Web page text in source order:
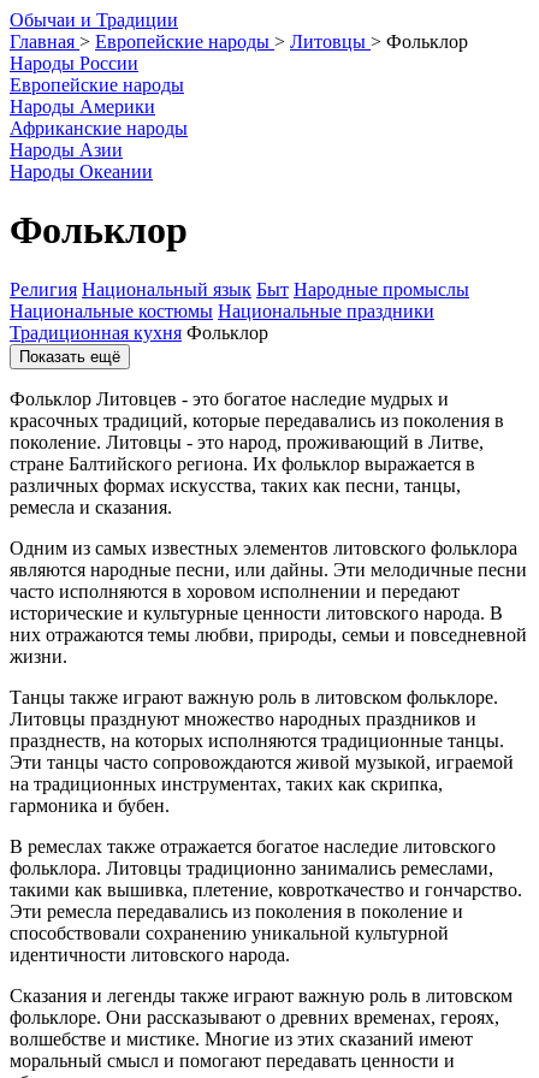
Обычаи и Традиции
Главная > Европейские народы > Литовцы > Фольклор
Народы России
Европейские народы
Народы Америки
Африканские народы
Народы Азии
Народы Океании
Фольклор
Религия Национальный язык Быт Народные промыслы
Национальные костюмы Национальные праздники
Традиционная кухня Фольклор
Показать ещё
Фольклор Литовцев - это богатое наследие мудрых и
красочных традиций, которые передавались из поколения в
поколение. Литовцы - это народ, проживающий в Литве,
стране Балтийского региона. Их фольклор выражается в
различных формах искусства, таких как песни, танцы,
ремесла и сказания.
Одним из самых известных элементов литовского фольклора
являются народные песни, или дайны. Эти мелодичные песни
часто исполняются в хоровом исполнении и передают
исторические и культурные ценности литовского народа. В
них отражаются темы любви, природы, семьи и повседневной
жизни.
Танцы также играют важную роль в литовском фольклоре.
Литовцы празднуют множество народных праздников и
празднеств, на которых исполняются традиционные танцы.
Эти танцы часто сопровождаются живой музыкой, играемой
на традиционных инструментах, таких как скрипка,
гармоника и бубен.
В ремеслах также отражается богатое наследие литовского
фольклора. Литовцы традиционно занимались ремеслами,
такими как вышивка, плетение, ковроткачество и гончарство.
Эти ремесла передавались из поколения в поколение и
способствовали сохранению уникальной культурной
идентичности литовского народа.
Сказания и легенды также играют важную роль в литовском
фольклоре. Они рассказывают о древних временах, героях,
волшебстве и мистике. Многие из этих сказаний имеют
моральный смысл и помогают передавать ценности и